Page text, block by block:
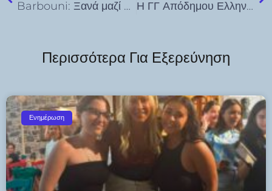
Barbouni: Ξανά μαζί από Πέμπτη 27 Μαΐου Η ΓΓ Απόδημου Ελληνισμού και Δημόσιας Διπλωματίας στηρίζει τους Έλληνες καλλιτέχνες και προβάλλει διεθνώς τη σύγχρονη ελληνική δημιουργία
Περισσότερα Για Εξερεύνηση
Ενημέρωση